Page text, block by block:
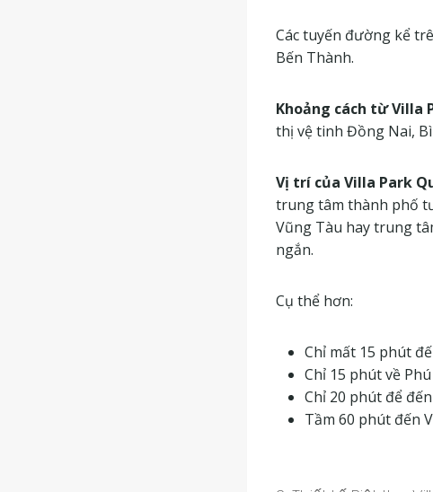
Các tuyến đường kể
Bến Thành.
Khoảng cách từ Villa
thị vệ tinh Đồng Nai,
Vị trí của Villa Park
trung tâm thành phố
Vũng Tàu hay trung
ngắn.
Cụ thể hơn:
Chỉ mất 15 phút
Chỉ 15 phút về
Chỉ 20 phút để
Tầm 60 phút đến